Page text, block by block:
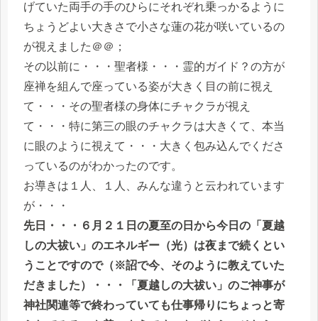
げていた両手の手のひらにそれぞれ乗っかるように
ちょうどよい大きさで小さな蓮の花が咲いているの
が視えました＠＠；
その以前に・・・聖者様・・・霊的ガイド？の方が
座禅を組んで座っている姿が大きく目の前に視え
て・・・その聖者様の身体にチャクラが視え
て・・・特に第三の眼のチャクラは大きくて、本当
に眼のように視えて・・・大きく包み込んでくださ
っているのがわかったのです。
お導きは１人、１人、みんな違うと云われています
が・・・
先日・・・６月２１日の夏至の日から今日の「夏越
しの大祓い」のエネルギー（光）は夜まで続くとい
うことですので（※詔で今、そのように教えていた
だきました）・・・「夏越しの大祓い」のご神事が
神社関連等で終わっていても仕事帰りにちょっと寄